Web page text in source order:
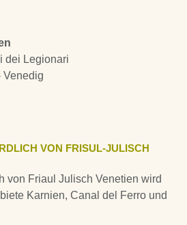
dei Legionari
Venedig
VON FRISUL-JULISCH
von Friaul Julisch Venetien wird
Karnien, Canal del Ferro und